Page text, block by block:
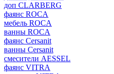
доп CLARBERG
фаянс ROCA
мебель ROCA
ванны ROCA
фаянс Cersanit
ванны Cersanit
смесители AESSEL
фаянс VITRA